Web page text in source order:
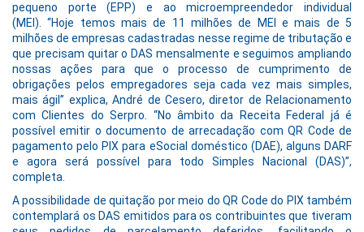
pequeno porte (EPP) e ao microempreendedor individual
(MEI). “Hoje temos mais de 11 milhões de MEI e mais de 5
milhões de empresas cadastradas nesse regime de tributação e
que precisam quitar o DAS mensalmente e seguimos ampliando
nossas ações para que o processo de cumprimento de
obrigações pelos empregadores seja cada vez mais simples,
mais ágil” explica, André de Cesero, diretor de Relacionamento
com Clientes do Serpro. “No âmbito da Receita Federal já é
possível emitir o documento de arrecadação com QR Code de
pagamento pelo PIX para eSocial doméstico (DAE), alguns DARF
e agora será possível para todo Simples Nacional (DAS)”,
completa.
A possibilidade de quitação por meio do QR Code do PIX também
contemplará os DAS emitidos para os contribuintes que tiveram